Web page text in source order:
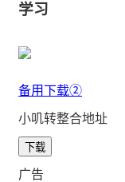
些生物比我们以往
学习
备用下载②
小叽转整合地址
下载
广告